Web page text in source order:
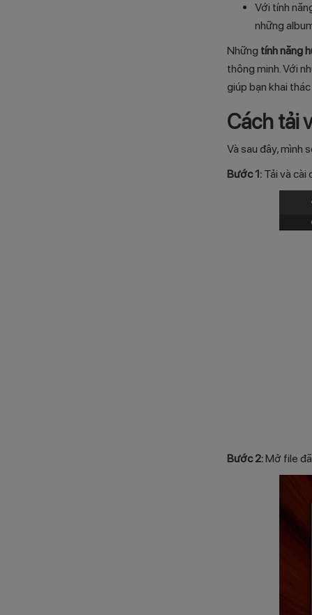
Với tính
những
Những tính năng
thông minh. Với
giúp bạn khai
Cách tải
Và sau đây, mình
Bước 1: Tải và
Bước 2:Mở file